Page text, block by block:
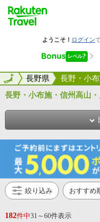
全国長野県 長野・小
全国
長野・小布施・信州高山
絞り込み
182件中31～60件表示